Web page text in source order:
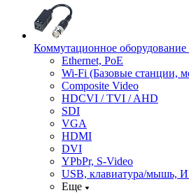
Коммутационное оборудование
Ethernet, PoE
Wi-Fi (Базовые станции,
Composite Video
HDCVI / TVI / AHD
SDI
VGA
HDMI
DVI
YPbPr, S-Video
USB, клавиатура/мышь,
Еще